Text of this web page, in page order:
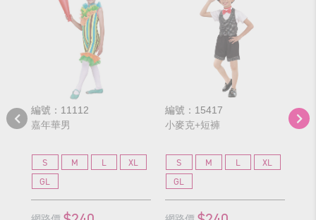
編號：11112
嘉年華男
S M L
XL
GL
編號：15417
小麥克+短褲
S M L
XL
GL
編
綠